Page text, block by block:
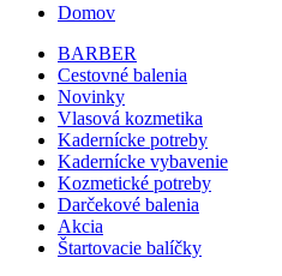
Domov
BARBER
Cestovné balenia
Novinky
Vlasová kozmetika
Kadernícke potreby
Kadernícke vybavenie
Kozmetické potreby
Darčekové balenia
Akcia
Štartovacie balíčky